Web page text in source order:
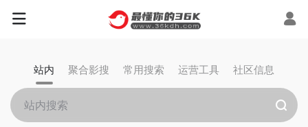
站内 聚合影搜 常用搜索 运营工具 社区信息